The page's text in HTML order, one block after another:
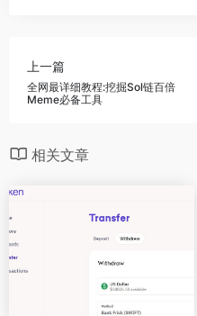
上一篇
全网最详细教程:挖掘Sol链百倍
Meme必备工具
相关文章